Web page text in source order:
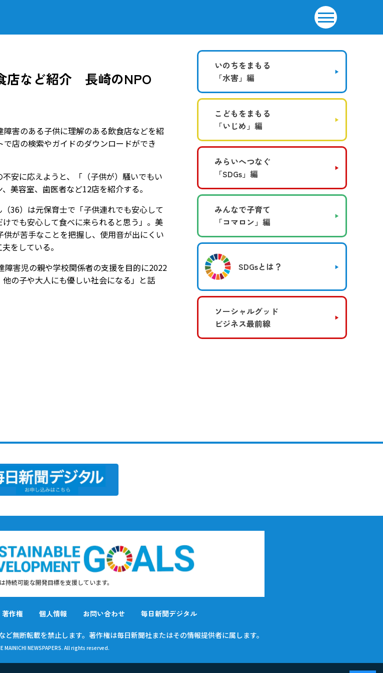
店など紹介 長崎のNPO
害のある子供に理解のある飲食店などを紹
店の検索やガイドのダウンロードができ
安に応えようと、「（子供が）騒いでもい
美容室、歯医者など12店を紹介する。
36）は元保育士で「子供連れでも安心して
でも安心して食べに来られると思う」。美
が苦手なことを把握し、使用音が出にくい
をしている。
害児の親や学校関係者の支援を目的に2022
の子や大人にも優しい社会になる」と話
いのちをまもる
「水害」編
こどもをまもる
「いじめ」編
みらいへつなぐ
「SDGs」編
みんなで子育て
「コマロン」編
SDGsとは？
ソーシャルグッド
ビジネス最前線
持続可能な開発目標を支援しています。
著作権 個人情報 お問い合わせ 毎日新聞デジタル
ど無断転載を禁止します。 著作権は毎日新聞社またはその情報提供者に属します。
MAINICHI NEWSPAPERS. All rights reserved.